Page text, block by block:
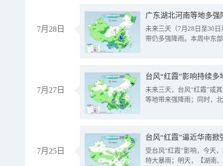
7月28日
广东湖北河南等地多
未来三天（7月28日至30
带仍多强降雨。本周中东
7月27日
台风“红霞”影响持续
未来三天，台风“红霞”或
等地带来强降雨；同时，
7月25日
台风“红霞”逼近华南
受台风“红霞”影响，今天
特大暴雨；明天，【湖南